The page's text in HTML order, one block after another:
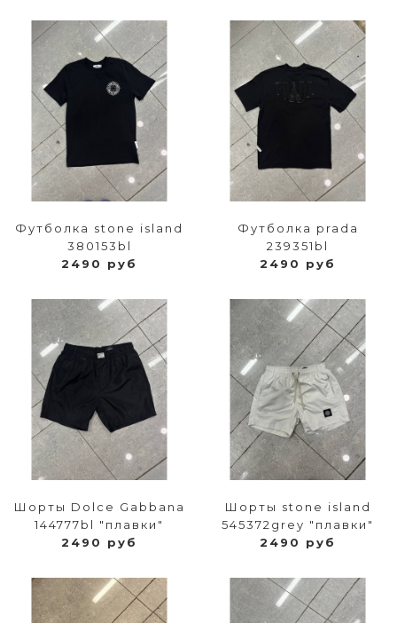
Футболка stone island
380153bl
2490 руб
Футболка prada
239351bl
2490 руб
Шорты Dolce Gabbana
144777bl "плавки"
2490 руб
Шорты stone island
545372grey "плавки"
2490 руб